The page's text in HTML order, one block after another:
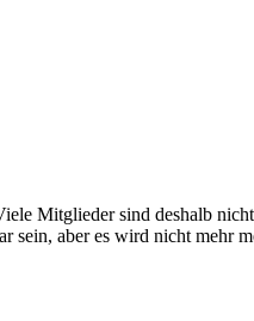
Mitglieder sind deshalb
aber es wird nicht mehr